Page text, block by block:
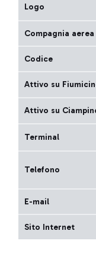
Logo
Compagnia aerea
Codice
Attivo su
Attivo su
Terminal
Telefono
E-mail
Sito Internet